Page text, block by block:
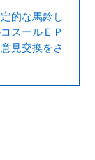
的な馬鈴し
スールＥＰ
見交換をさ